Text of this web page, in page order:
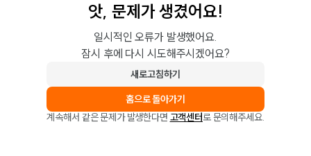
앗, 문제가 생겼어요!
일시적인 오류가 발생했어요.
잠시 후에 다시 시도해주시겠어요?
새로고침하기
홈으로 돌아가기
계속해서 같은 문제가 발생한다면 고객센터로 문의해주세요.